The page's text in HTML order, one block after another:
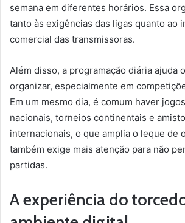
semana em diferentes horários. Essa
tanto às exigências das ligas quanto ao
comercial das transmissoras.
Além disso, a programação diária ajuda
organizar, especialmente em
Em um mesmo dia, é comum haver
nacionais, torneios continentais e
internacionais, o que amplia o leque de
também exige mais atenção para não
partidas.
A experiência do